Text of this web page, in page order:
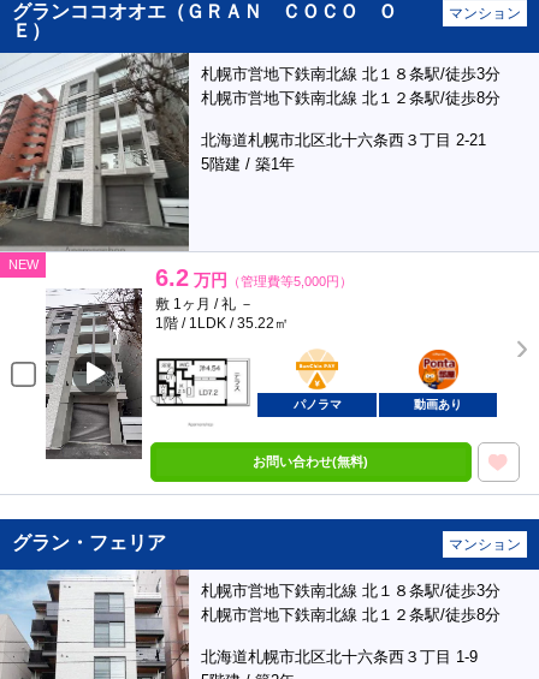
グランココオオエ（ＧＲＡＮ ＣＯＣＯ Ｏ
Ｅ）
マンション
札幌市営地下鉄南北線 北１８条駅/徒歩3分
札幌市営地下鉄南北線 北１２条駅/徒歩8分
北海道札幌市北区北十六条西３丁目 2-21
5階建 / 築1年
NEW 6.2 万円 （管理費等5,000円）
敷 1ヶ月 / 礼 －
1階 / 1LDK / 35.22㎡
BunChinPAY
ポンタ
部屋
パノラマ 動画あり
お問い合わせ(無料)
グラン・フェリア マンション
札幌市営地下鉄南北線 北１８条駅/徒歩3分
札幌市営地下鉄南北線 北１２条駅/徒歩8分
北海道札幌市北区北十六条西３丁目 1-9